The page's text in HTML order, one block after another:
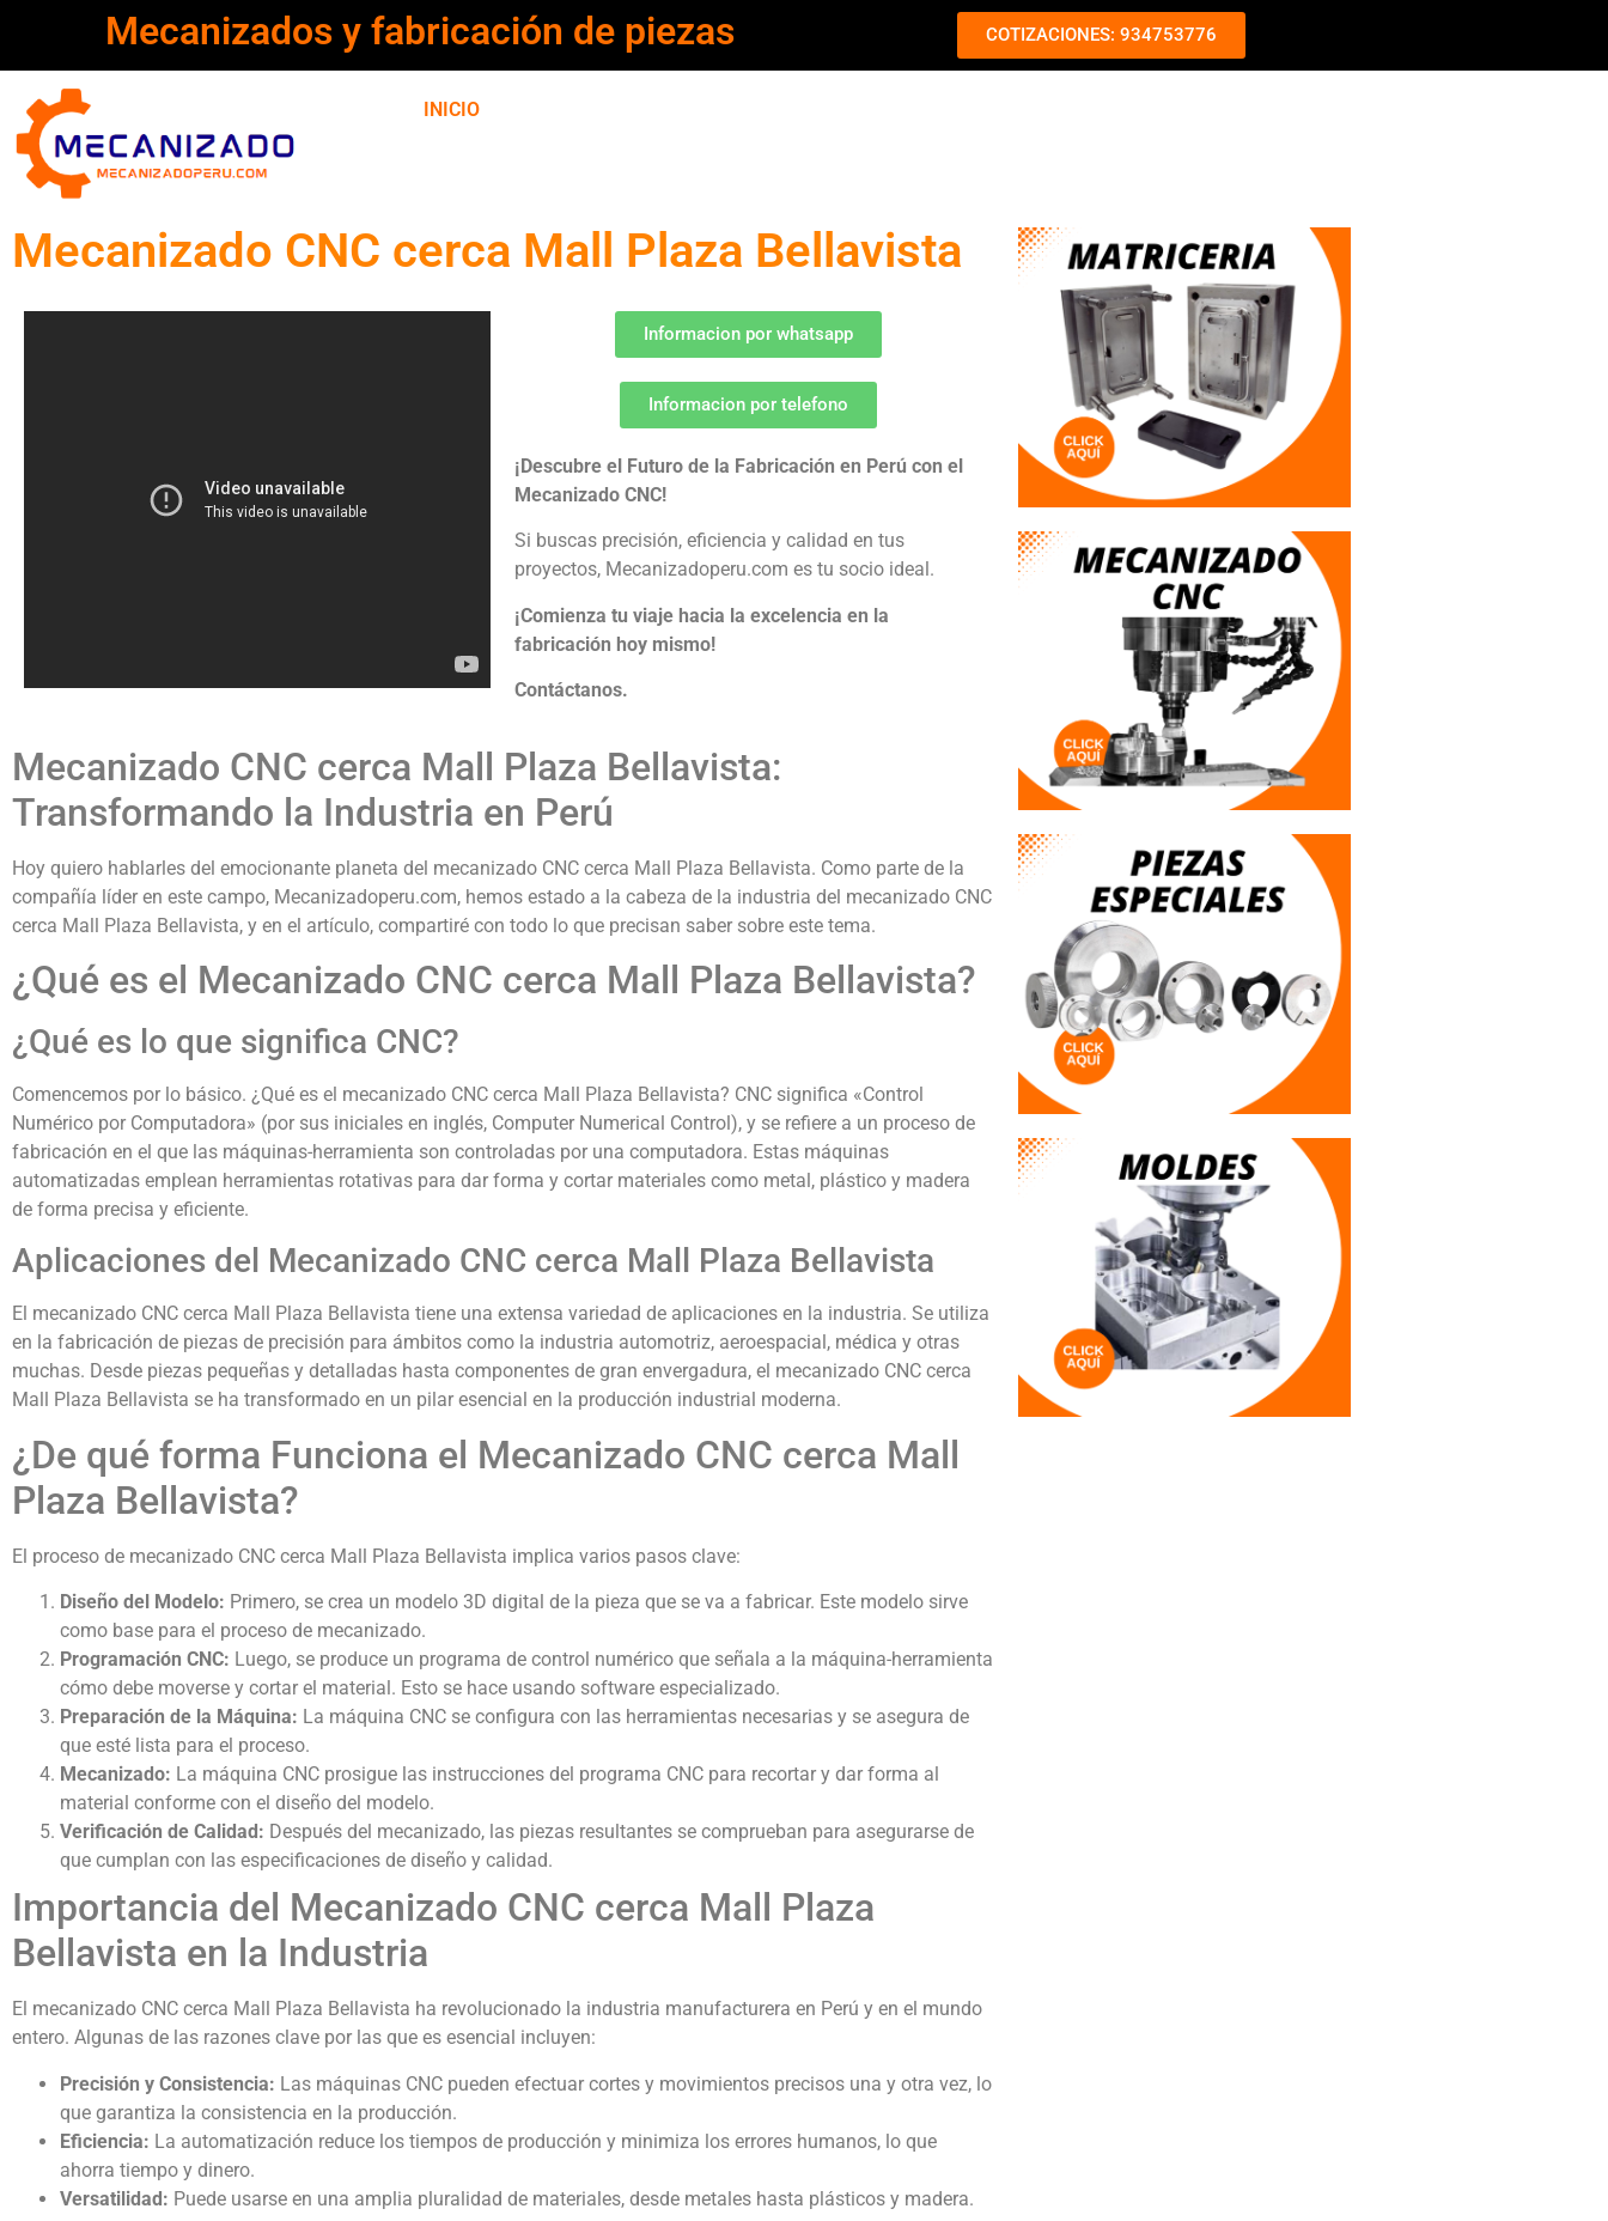
Mecanizados y fabricación de piezas COTIZACIONES: 934753776
INICIO
Mecanizado CNC cerca Mall Plaza Bellavista
Informacion por whatsapp
Informacion por telefono
¡Descubre el Futuro de la Fabricación en Perú con el
Mecanizado CNC!
Si buscas precisión, eficiencia y calidad en tus
proyectos, Mecanizadoperu.com es tu socio ideal.
¡Comienza tu viaje hacia la excelencia en la
fabricación hoy mismo!
Contáctanos.
Mecanizado CNC cerca Mall Plaza Bellavista:
Transformando la Industria en Perú
Hoy quiero hablarles del emocionante planeta del mecanizado CNC cerca Mall Plaza Bellavista. Como parte de la
compañía líder en este campo, Mecanizadoperu.com, hemos estado a la cabeza de la industria del mecanizado CNC
cerca Mall Plaza Bellavista, y en el artículo, compartiré con todo lo que precisan saber sobre este tema.
¿Qué es el Mecanizado CNC cerca Mall Plaza Bellavista?
¿Qué es lo que significa CNC?
Comencemos por lo básico. ¿Qué es el mecanizado CNC cerca Mall Plaza Bellavista? CNC significa «Control
Numérico por Computadora» (por sus iniciales en inglés, Computer Numerical Control), y se refiere a un proceso de
fabricación en el que las máquinas-herramienta son controladas por una computadora. Estas máquinas
automatizadas emplean herramientas rotativas para dar forma y cortar materiales como metal, plástico y madera
de forma precisa y eficiente.
Aplicaciones del Mecanizado CNC cerca Mall Plaza Bellavista
El mecanizado CNC cerca Mall Plaza Bellavista tiene una extensa variedad de aplicaciones en la industria. Se utiliza
en la fabricación de piezas de precisión para ámbitos como la industria automotriz, aeroespacial, médica y otras
muchas. Desde piezas pequeñas y detalladas hasta componentes de gran envergadura, el mecanizado CNC cerca
Mall Plaza Bellavista se ha transformado en un pilar esencial en la producción industrial moderna.
¿De qué forma Funciona el Mecanizado CNC cerca Mall
Plaza Bellavista?
El proceso de mecanizado CNC cerca Mall Plaza Bellavista implica varios pasos clave:
Diseño del Modelo: Primero, se crea un modelo 3D digital de la pieza que se va a fabricar. Este modelo sirve
como base para el proceso de mecanizado.
Programación CNC: Luego, se produce un programa de control numérico que señala a la máquina-herramienta
cómo debe moverse y cortar el material. Esto se hace usando software especializado.
Preparación de la Máquina: La máquina CNC se configura con las herramientas necesarias y se asegura de
que esté lista para el proceso.
Mecanizado: La máquina CNC prosigue las instrucciones del programa CNC para recortar y dar forma al
material conforme con el diseño del modelo.
Verificación de Calidad: Después del mecanizado, las piezas resultantes se comprueban para asegurarse de
que cumplan con las especificaciones de diseño y calidad.
Importancia del Mecanizado CNC cerca Mall Plaza
Bellavista en la Industria
El mecanizado CNC cerca Mall Plaza Bellavista ha revolucionado la industria manufacturera en Perú y en el mundo
entero. Algunas de las razones clave por las que es esencial incluyen:
Precisión y Consistencia: Las máquinas CNC pueden efectuar cortes y movimientos precisos una y otra vez, lo
que garantiza la consistencia en la producción.
Eficiencia: La automatización reduce los tiempos de producción y minimiza los errores humanos, lo que
ahorra tiempo y dinero.
Versatilidad: Puede usarse en una amplia pluralidad de materiales, desde metales hasta plásticos y madera.